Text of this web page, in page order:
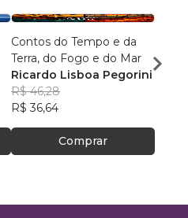
Contos do Tempo e da
Terra, do Fogo e do Mar
Ricardo Lisboa Pegorini
R$ 46,28
R$ 36,64
Comprar
R$